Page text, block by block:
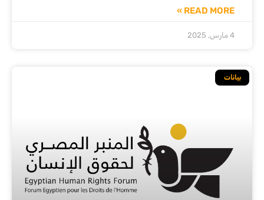
READ MORE »
4 مارس, 2025
بيانات